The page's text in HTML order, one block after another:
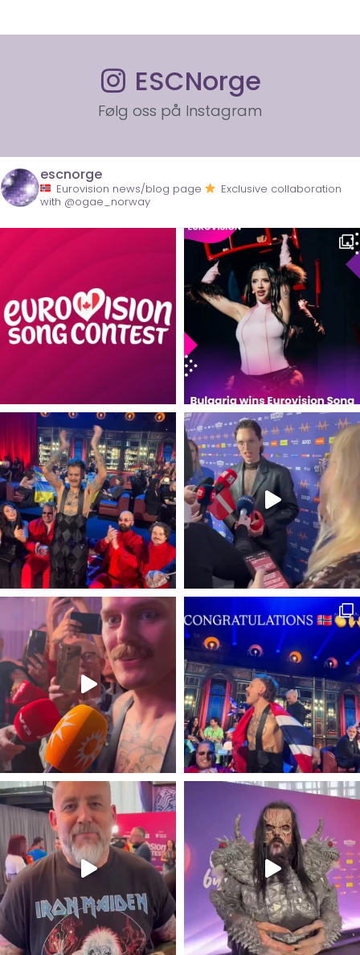
ESCNorge
Følg oss på Instagram
escnorge
Eurovision news/blog page
Exclusive collaboration
with @ogae_norway